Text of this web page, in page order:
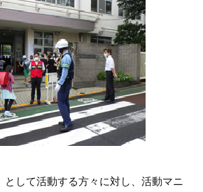
として活動する方々に対し、活動マニ